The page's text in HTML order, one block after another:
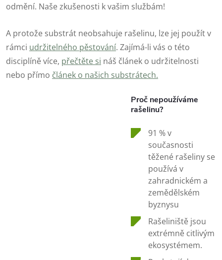
odmění. Naše zkušenosti k vašim službám!
A protože substrát neobsahuje rašelinu, lze jej použít v
rámci udržitelného pěstování. Zajímá-li vás o této
disciplíně více, přečtěte si náš článek o udržitelnosti
nebo přímo článek o našich substrátech.
Proč nepoužíváme
rašelinu?
91 % v
současnosti
těžené rašeliny se
používá v
zahradnickém a
zemědělském
byznysu
Rašeliniště jsou
extrémně citlivým
ekosystémem.